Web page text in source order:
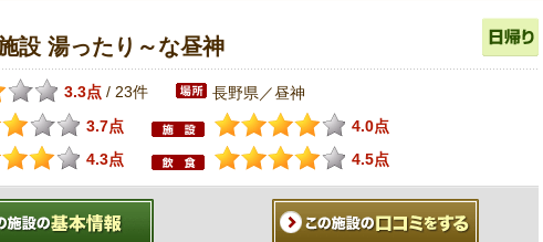
設 湯ったり～な昼神
3.3点 / 23件 長野県／昼神
3.7点
4.0点
4.3点
4.5点